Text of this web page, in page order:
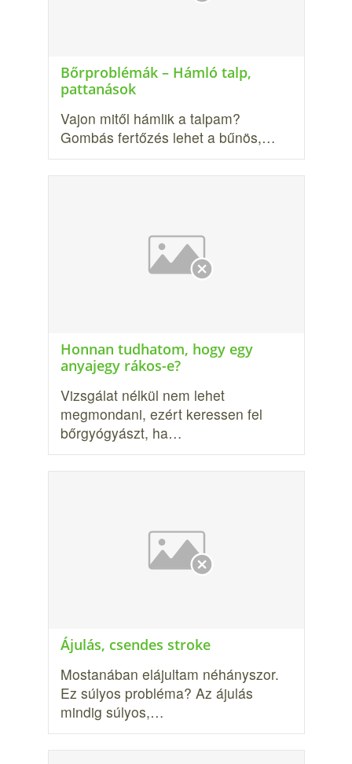
Bőrproblémák – Hámló talp,
pattanások
Vajon mitől hámlik a talpam?
Gombás fertőzés lehet a bűnös,…
Honnan tudhatom, hogy egy
anyajegy rákos-e?
Vizsgálat nélkül nem lehet
megmondani, ezért keressen fel
bőrgyógyászt, ha…
Ájulás, csendes stroke
Mostanában elájultam néhányszor.
Ez súlyos probléma? Az ájulás
mindig súlyos,…